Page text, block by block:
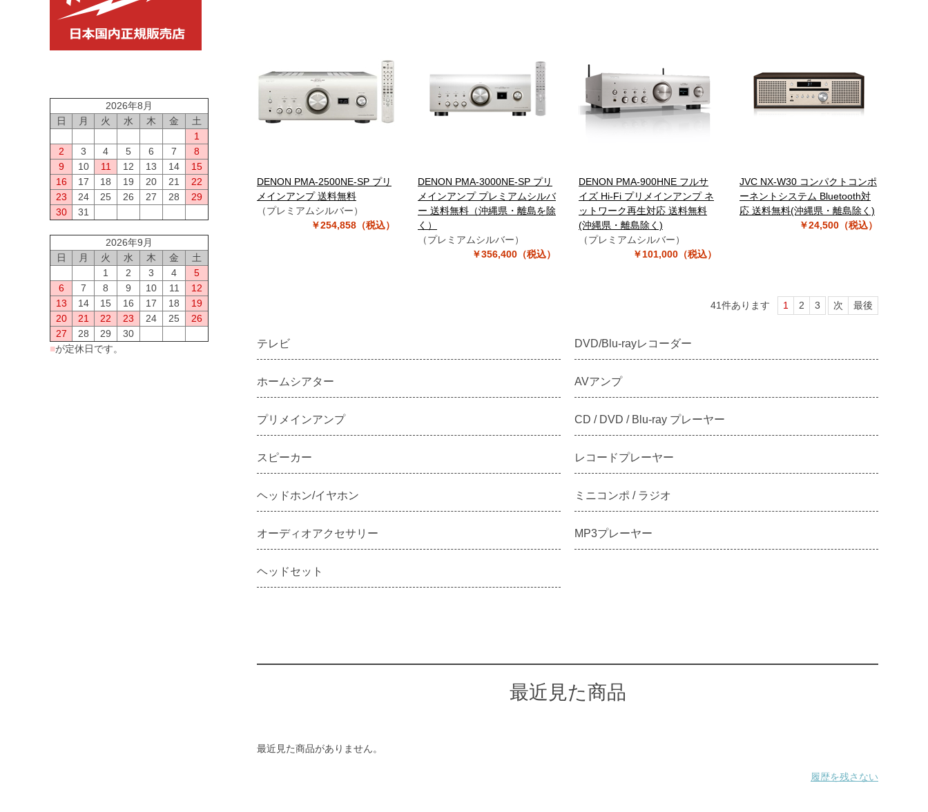
2026年8月
日
月 火 水 木 金
土
1
2
3 4 5 6 7
8
9
10 11 12 13 14
15
16
17 18 19 20 21
22
23
24 25 26 27 28
29
30
31
2026年9月
日
月 火 水 木 金
土
1
2 3 4
5
6
7 8 9 10 11
12
13
14 15 16 17 18
19
20
21 22 23 24 25
26
27
28 29
30
■が定休日です。
DENON PMA-2500NE-SP プリ
メインアンプ 送料無料
（プレミアムシルバー）
￥254,858（税込）
DENON PMA-3000NE-SP プリ
メインアンプ プレミアムシルバ
ー 送料無料（沖縄県・離島を除
く）
（プレミアムシルバー）
￥356,400（税込）
DENON PMA-900HNE フルサ
イズ Hi-Fi プリメインアンプ ネ
ットワーク再生対応 送料無料
(沖縄県・離島除く)
（プレミアムシルバー）
￥101,000（税込）
JVC NX-W30 コンパクトコンポ
ーネントシステム Bluetooth対
応 送料無料(沖縄県・離島除く)
￥24,500（税込）
41件あります 1 2 3 次 最後
テレビ DVD/Blu-rayレコーダー
ホームシアター AVアンプ
プリメインアンプ CD / DVD / Blu-ray プレーヤー
スピーカー レコードプレーヤー
ヘッドホン/イヤホン ミニコンポ / ラジオ
オーディオアクセサリー MP3プレーヤー
ヘッドセット
最近見た商品
最近見た商品がありません。
履歴を残さない